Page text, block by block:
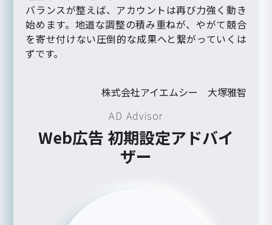
バランスが整えば、アカウントは再び力強く動き
始めます。地道な調整の積み重ねが、やがて競合
を寄せ付けない圧倒的な成果へと繋がっていくは
ずです。
株式会社アイエムシー 大塚雅智
AD Advisor
Web広告 初期設定アドバイ
ザー